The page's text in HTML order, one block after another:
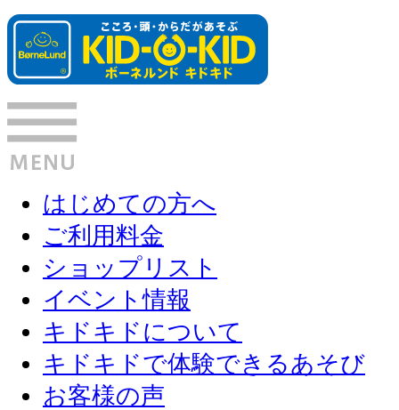
はじめての方へ
ご利用料金
ショップリスト
イベント情報
キドキドについて
キドキドで体験できるあそび
お客様の声